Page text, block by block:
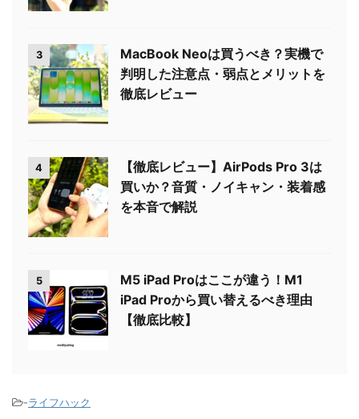
3
MacBook Neoは買うべき？実機で
判明した注意点・弱点とメリットを
徹底レビュー
4
【徹底レビュー】AirPods Pro 3は
買いか？音質・ノイキャン・装着感
を本音で解説
5
M5 iPad Proはここが違う！M1
iPad Proから買い替えるべき理由
【徹底比較】
-ライフハック